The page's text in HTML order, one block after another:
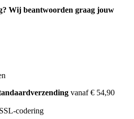
Wij beantwoorden graag jouw
vanaf € 54,90
codering